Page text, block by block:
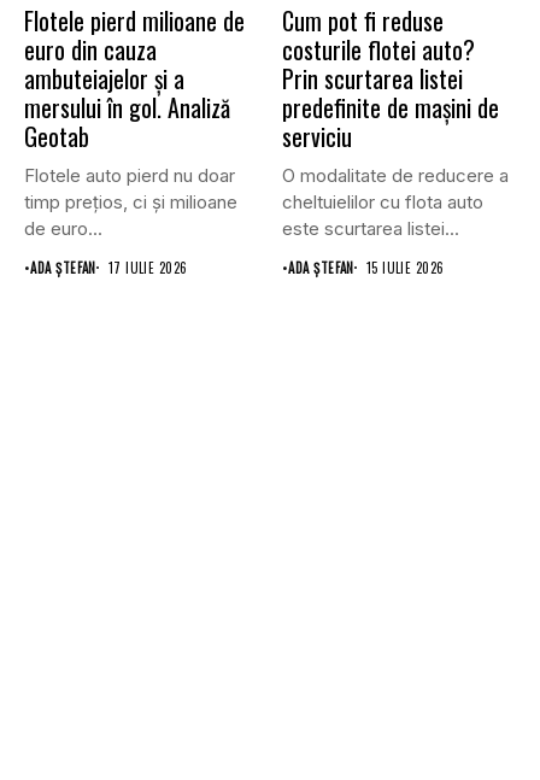
Flotele pierd milioane de
euro din cauza
ambuteiajelor și a
mersului în gol. Analiză
Geotab
Flotele auto pierd nu doar
timp prețios, ci și milioane
de euro...
•ADA ȘTEFAN 17 IULIE 2026
Cum pot fi reduse
costurile flotei auto?
Prin scurtarea listei
predefinite de mașini de
serviciu
O modalitate de reducere a
cheltuielilor cu flota auto
este scurtarea listei...
•ADA ȘTEFAN 15 IULIE 2026